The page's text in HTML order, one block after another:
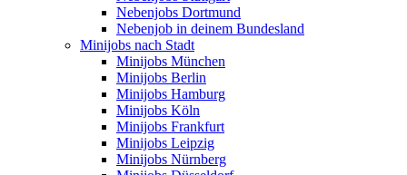
Nebenjobs Dortmund
Nebenjob in deinem Bundesland
Minijobs nach Stadt
Minijobs München
Minijobs Berlin
Minijobs Hamburg
Minijobs Köln
Minijobs Frankfurt
Minijobs Leipzig
Minijobs Nürnberg